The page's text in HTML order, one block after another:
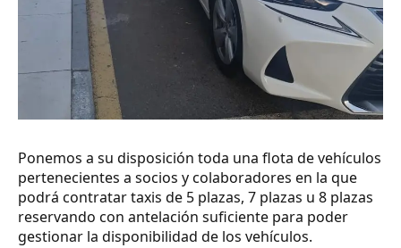
Ponemos a su disposición toda una flota de vehículos
pertenecientes a socios y colaboradores en la que
podrá contratar taxis de 5 plazas, 7 plazas u 8 plazas
reservando con antelación suficiente para poder
gestionar la disponibilidad de los vehículos.